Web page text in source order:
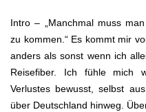
Intro – „Manchmal muss
zu kommen.“ Es kommt mir
anders als sonst wenn ich
Reisefiber. Ich fühle mich
Verlustes bewusst, selbst
über Deutschland hinweg.